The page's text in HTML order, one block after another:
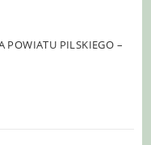
POWIATU PILSKIEGO –